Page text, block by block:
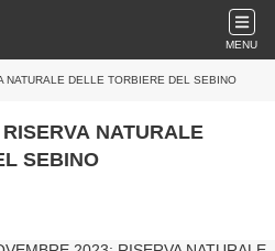
MENU
NATURALE DELLE TORBIERE DEL SEBINO
NATURALE
SEBINO